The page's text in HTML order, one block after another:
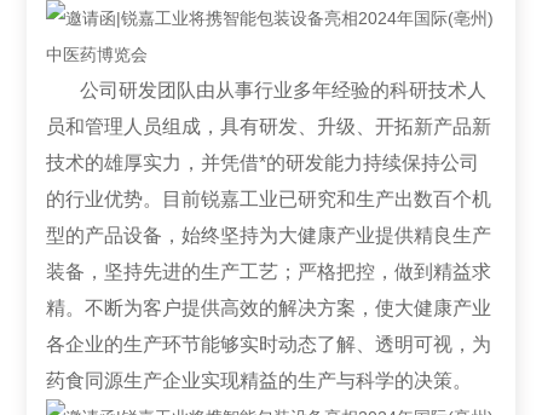
公司研发团队由从事行业多年经验的科研技术人
员和管理人员组成，具有研发、升级、开拓新产品新
技术的雄厚实力，并凭借*的研发能力持续保持公司
的行业优势。
目前锐嘉工业已研究和生产出数百个机
型的产品设备，始终坚持为大健康产业提供精良生产
装备，坚持先进的生产工艺；严格把控，做到精益求
精。不断为客户提供高效的解决方案，使大健康产业
各企业的生产环节能够实时动态了解、透明可视，为
药食同源生产企业实现精益的生产与科学的决策。